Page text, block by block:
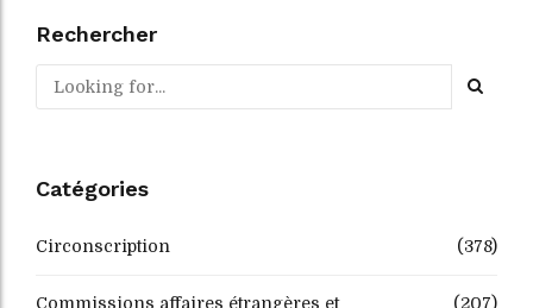
Rechercher
Catégories
Circonscription (378)
Commissions affaires étrangères et
(207)